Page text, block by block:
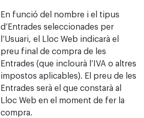
En funció del nombre i el tipus
d’Entrades seleccionades per
l’Usuari, el Lloc Web indicarà el
preu final de compra de les
Entrades (que inclourà l’IVA o altres
impostos aplicables). El preu de les
Entrades serà el que constarà al
Lloc Web en el moment de fer la
compra.